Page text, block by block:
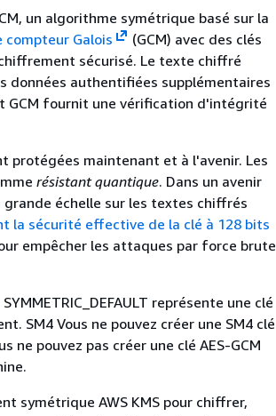
un algorithme symétrique basé sur la
compteur Galois
(GCM) avec des clés
sécurisé. Le texte chiffré
données authentifiées supplémentaires
GCM fournit une vérification d'intégrité
protégées maintenant et à l'avenir. Les
résistant quantique. Dans un avenir
échelle sur les textes chiffrés
la sécurité effective de la clé à 128 bits
empêcher les attaques par force brute
représente une clé
SM4 Vous ne pouvez créer une SM4 clé
ne pouvez pas créer une clé AES-GCM
symétrique AWS KMS pour chiffrer,